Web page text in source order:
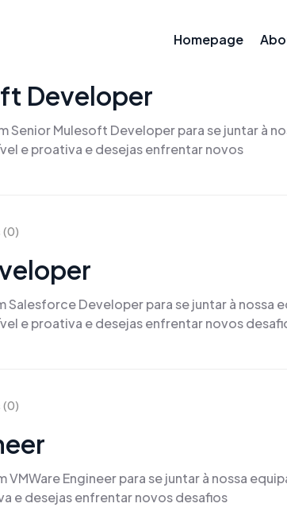
Homepage
Developer
Senior Mulesoft Developer para se juntar à
e proativa e desejas enfrentar novos
(0)
Salesforce Developer para se juntar à nossa
e proativa e desejas enfrentar novos
(0)
VMWare Engineer para se juntar à nossa
e desejas enfrentar novos desafios